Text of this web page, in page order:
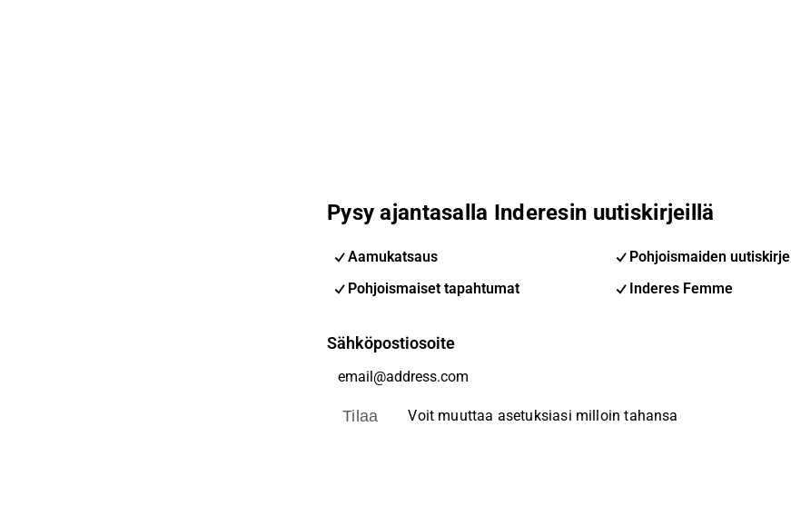
Pysy ajantasalla Inderesin uutiskirjeillä
Aamukatsaus
Pohjoismaiden uutiskirje
Pohjoismaiset tapahtumat
Inderes Femme
Sähköpostiosoite
Tilaa Voit muuttaa asetuksiasi milloin tahansa